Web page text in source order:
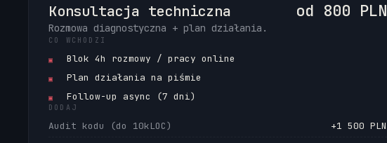
Konsultacja techniczna od 800 PLN
Rozmowa diagnostyczna + plan działania.
CO WCHODZI
▣ Blok 4h rozmowy / pracy online
▣ Plan działania na piśmie
▣ Follow-up async (7 dni)
DODAJ
Audit kodu (do 10kLOC)
+1 500 PLN